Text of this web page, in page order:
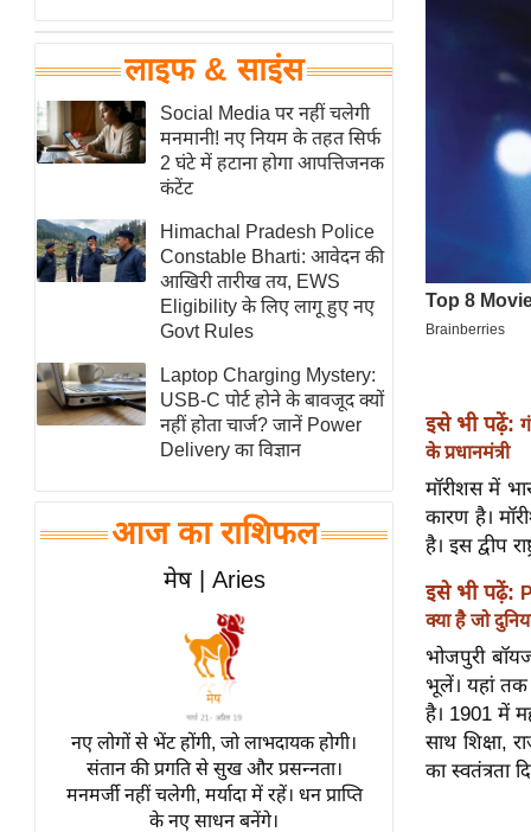
घरेलू नुस्खे
पर्यटन स्थल
फिटनेस मंत्रा
रिलेशनशिप
राजनीति
विश्लेषण
समसामयिक
मातृभूमि
एम.
आर.
आई.
समीक्षा
धर्म
ज्योतिष
त्योहार
राशिफल
विशेष
लाइफ & साइंस
Social Media पर नहीं चलेगी
मनमानी! नए नियम के तहत सिर्फ
2 घंटे में हटाना होगा आपत्तिजनक
कंटेंट
Himachal Pradesh Police
Constable Bharti: आवेदन की
आखिरी तारीख तय, EWS
Eligibility के लिए लागू हुए नए
Govt Rules
Laptop Charging Mystery:
USB-C पोर्ट होने के बावजूद क्यों
नहीं होता चार्ज? जानें Power
Delivery का विज्ञान
आज का राशिफल
मेष | Aries
नए लोगों से भेंट होंगी, जो लाभदायक होगी।
संतान की प्रगति से सुख और प्रसन्नता।
मनमर्जी नहीं चलेगी, मर्यादा में रहें। धन प्राप्ति
के नए साधन बनेंगे।
इसे भी पढ़ें:
के प्रधानमंत्री
मॉरीशस में
कारण है।
है। इस द्वीप
इसे भी पढ़ें:
क्या है जो
भोजपुरी
भूलें। यहां तक
है। 1901 में
साथ शिक्षा,
का स्वतंत्रता